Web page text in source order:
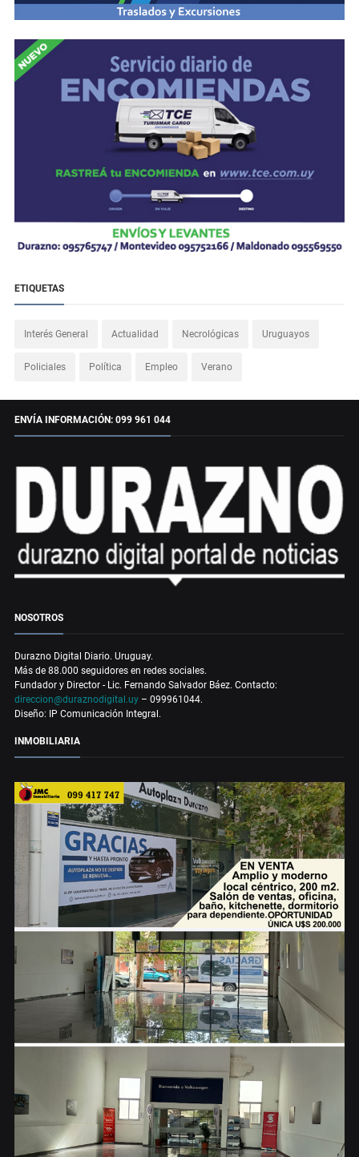
ETIQUETAS
Interés General Actualidad Necrológicas Uruguayos
Policiales Política Empleo Verano
ENVÍA INFORMACIÓN: 099 961 044
NOSOTROS
Durazno Digital Diario. Uruguay.
Más de 88.000 seguidores en redes sociales.
Fundador y Director - Lic. Fernando Salvador Báez. Contacto:
direccion@duraznodigital.uy – 099961044.
Diseño: IP Comunicación Integral.
INMOBILIARIA